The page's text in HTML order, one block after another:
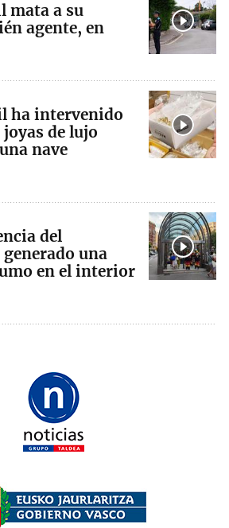
mata a su
agente, en
ha intervenido
joyas de lujo
nave
del
una
en el interior